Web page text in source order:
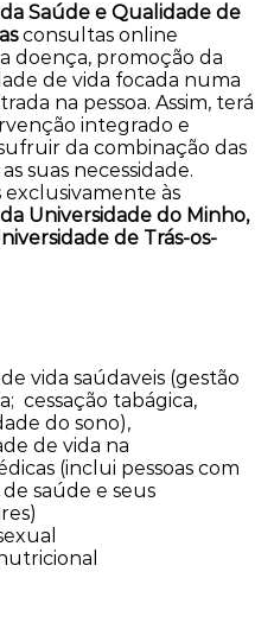
Saúde e Qualidade de
consultas online
doença, promoção da
de vida focada numa
na pessoa. Assim, terá
integrado e
da combinação das
suas necessidade.
exclusivamente às
Universidade do Minho,
de Trás-os-
vida saúdaveis (gestão
cessação tabágica,
do sono),
de vida na
(inclui pessoas com
saúde e seus